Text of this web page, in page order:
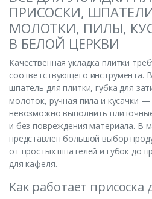
ПРИСОСКИ,
МОЛОТКИ, ПИЛЫ,
В БЕЛОЙ ЦЕРКВИ
Качественная укладка плитки
соответствующего инструмента.
шпатель для плитки, губка для
молоток, ручная пила и кусачки
невозможно выполнить
и без повреждения материала. В
представлен большой выбор
от простых шпателей и губок до
для кафеля.
Как работает присоска